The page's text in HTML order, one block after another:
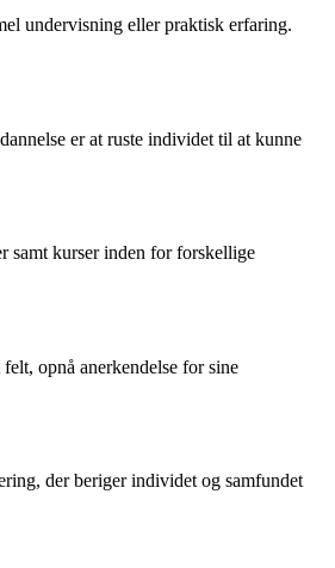
undervisning eller praktisk erfaring.
er at ruste individet til at kunne
samt kurser inden for forskellige
opnå anerkendelse for sine
der beriger individet og samfundet